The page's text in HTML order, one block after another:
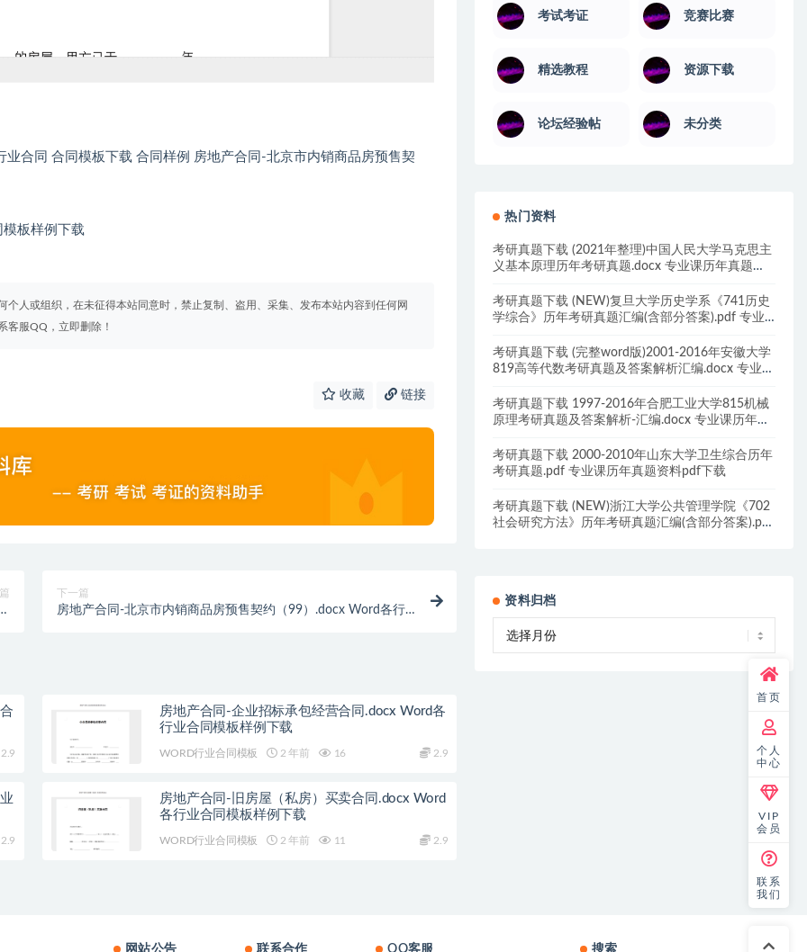
合同 合同模板下载 合同样例 房地产合同-北京市内销商品房预售契
板样例下载
人或组织，在未征得本站同意时，禁止复制、盗用、采集、发布本站内容到任何网
客服QQ，立即删除！
收藏 链接
下一篇
房地产合同-北京市内销商品房预售契约（99）.docx Word各行
房地产合同-企业招标承包经营合同.docx Word各
行业合同模板样例下载
WORD行业合同模板 2 年前 16 2.9
房地产合同-旧房屋（私房）买卖合同.docx Word
各行业合同模板样例下载
WORD行业合同模板 2 年前 11 2.9
考试考证 竞赛比赛
精选教程 资源下载
论坛经验帖 未分类
热门资料
考研真题下载 (2021年整理)中国人民大学马克思主
义基本原理历年考研真题.docx 专业课历年真题资
考研真题下载 (NEW)复旦大学历史学系《741历史
学综合》历年考研真题汇编(含部分答案).pdf 专业
考研真题下载 (完整word版)2001-2016年安徽大学
819高等代数考研真题及答案解析汇编.docx 专业课
考研真题下载 1997-2016年合肥工业大学815机械
原理考研真题及答案解析-汇编.docx 专业课历年真
考研真题下载 2000-2010年山东大学卫生综合历年
考研真题.pdf 专业课历年真题资料pdf下载
考研真题下载 (NEW)浙江大学公共管理学院《702
社会研究方法》历年考研真题汇编(含部分答案).pdf
资料归档
网站公告 联系合作 QQ客服 搜索
首页
个人
中心
VIP
会员
联系
我们